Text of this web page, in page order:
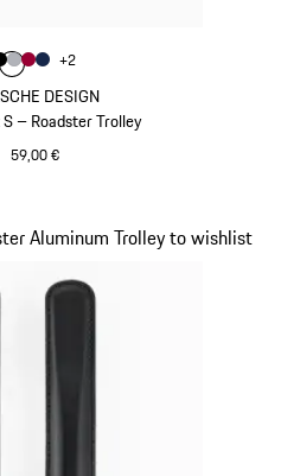
DESIGN
– Roadster Trolley
59,00 €
Farbe
Farbeschwarz
Farbe silber
Farbekarminrot
Farbe
+2
Aluminum Trolley to wishlist